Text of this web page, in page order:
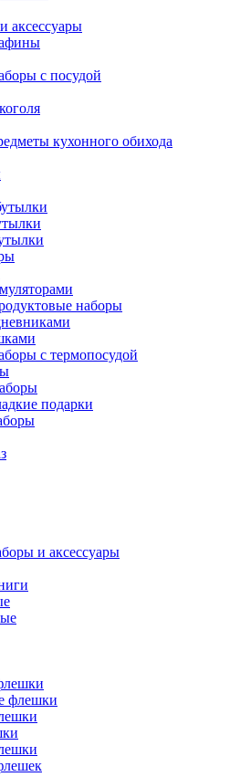
аксессуары
с посудой
кухонного обихода
наборы
с термопосудой
подарки
и аксессуары
флешки